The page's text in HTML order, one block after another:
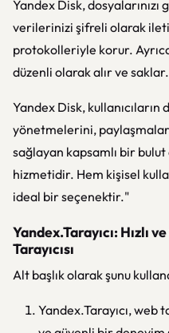
Yandex Disk,
verilerinizi şifreli olarak
protokolleriyle korur.
düzenli olarak alır ve saklar.
Yandex Disk, kullanıcıların
yönetmelerini,
sağlayan kapsamlı bir
hizmetidir. Hem kişisel
ideal bir seçenektir."
Yandex.Tarayıcı: Hızlı
Tarayıcısı
Alt başlık olarak şunu
Yandex.Tarayıcı, web